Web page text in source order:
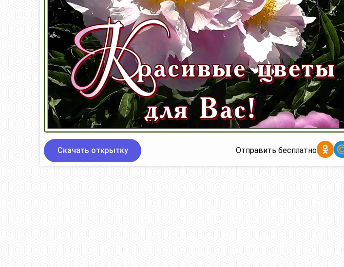
Скачать открытку Отправить бесплатно